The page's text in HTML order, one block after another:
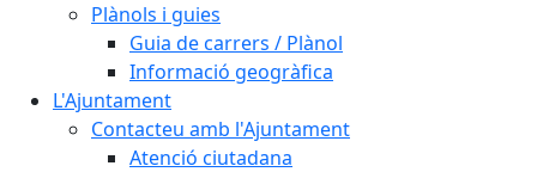
Plànols i guies
Guia de carrers / Plànol
Informació geogràfica
L'Ajuntament
Contacteu amb l'Ajuntament
Atenció ciutadana